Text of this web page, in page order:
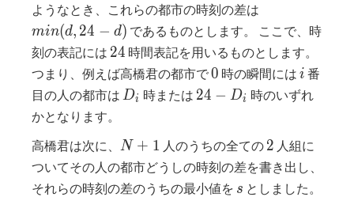
ようなとき、これらの都市の時刻の差は
d)
min(d, 24 − d) であるものとします。 ここで、時
刻の表記には 24
24 時間表記を用いるものとします。
つまり、例えば高橋君の都市で0
0 時の瞬間には i
i 番
目の人の都市は D_i
Di 時または 24-
24 − Di 時のいずれ
かとなります。
高橋君は次に、
N+1
N + 1 人のうちの全ての 2
2 人組に
ついてその人の都市どうしの時刻の差を書き出し、
それらの時刻の差のうちの最小値を s
s としました。